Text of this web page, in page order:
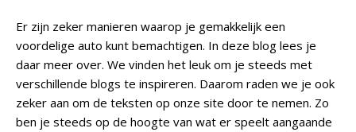
Er zijn zeker manieren waarop je gemakkelijk een
voordelige auto kunt bemachtigen. In deze blog lees je
daar meer over. We vinden het leuk om je steeds met
verschillende blogs te inspireren. Daarom raden we je ook
zeker aan om de teksten op onze site door te nemen. Zo
ben je steeds op de hoogte van wat er speelt aangaande